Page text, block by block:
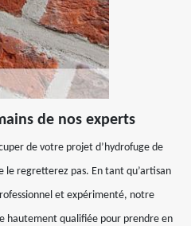
de nos experts
de votre projet d’hydrofuge de
le regretterez pas. En tant qu’artisan
et expérimenté, notre
hautement qualifiée pour prendre en